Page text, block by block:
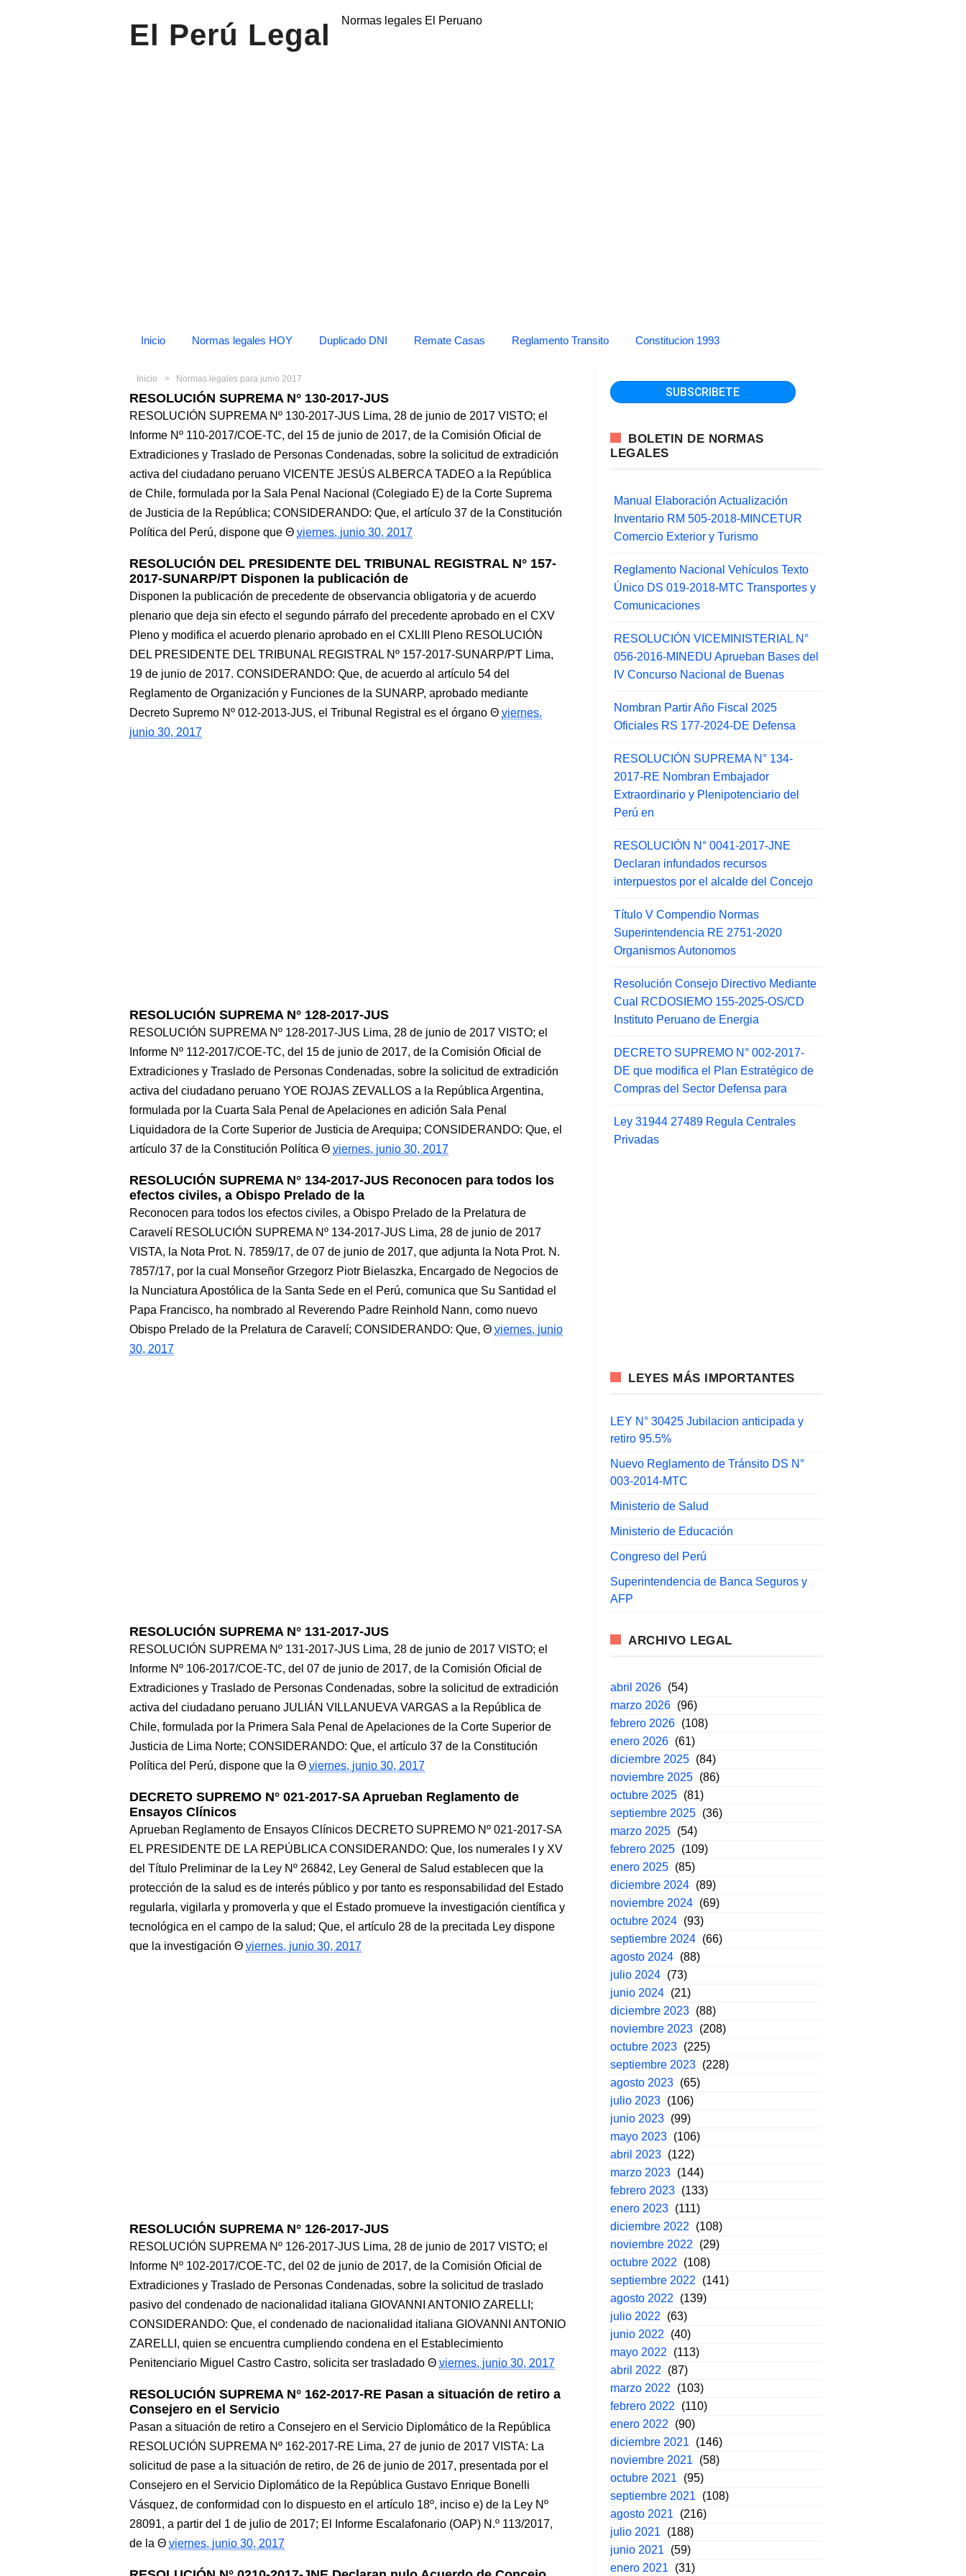
El Perú Legal Normas legales El Peruano
Inicio Normas legales HOY Duplicado DNI Remate Casas Reglamento Transito Constitucion 1993
Inicio Normas legales para junio 2017
RESOLUCIÓN SUPREMA N° 130-2017-JUS
RESOLUCIÓN SUPREMA Nº 130-2017-JUS Lima, 28 de junio de 2017 VISTO; el
Informe Nº 110-2017/COE-TC, del 15 de junio de 2017, de la Comisión Oficial de
Extradiciones y Traslado de Personas Condenadas, sobre la solicitud de extradición
activa del ciudadano peruano VICENTE JESÚS ALBERCA TADEO a la República
de Chile, formulada por la Sala Penal Nacional (Colegiado E) de la Corte Suprema
de Justicia de la República; CONSIDERANDO: Que, el artículo 37 de la Constitución
Política del Perú, dispone que
viernes, junio 30, 2017
RESOLUCIÓN DEL PRESIDENTE DEL TRIBUNAL REGISTRAL N° 157-
2017-SUNARP/PT Disponen la publicación de
Disponen la publicación de precedente de observancia obligatoria y de acuerdo
plenario que deja sin efecto el segundo párrafo del precedente aprobado en el CXV
Pleno y modifica el acuerdo plenario aprobado en el CXLIII Pleno RESOLUCIÓN
DEL PRESIDENTE DEL TRIBUNAL REGISTRAL Nº 157-2017-SUNARP/PT Lima,
19 de junio de 2017. CONSIDERANDO: Que, de acuerdo al artículo 54 del
Reglamento de Organización y Funciones de la SUNARP, aprobado mediante
Decreto Supremo Nº 012-2013-JUS, el Tribunal Registral es el órgano
viernes,
junio 30, 2017
RESOLUCIÓN SUPREMA N° 128-2017-JUS
RESOLUCIÓN SUPREMA Nº 128-2017-JUS Lima, 28 de junio de 2017 VISTO; el
Informe Nº 112-2017/COE-TC, del 15 de junio de 2017, de la Comisión Oficial de
Extradiciones y Traslado de Personas Condenadas, sobre la solicitud de extradición
activa del ciudadano peruano YOE ROJAS ZEVALLOS a la República Argentina,
formulada por la Cuarta Sala Penal de Apelaciones en adición Sala Penal
Liquidadora de la Corte Superior de Justicia de Arequipa; CONSIDERANDO: Que, el
artículo 37 de la Constitución Política
viernes, junio 30, 2017
RESOLUCIÓN SUPREMA N° 134-2017-JUS Reconocen para todos los
efectos civiles, a Obispo Prelado de la
Reconocen para todos los efectos civiles, a Obispo Prelado de la Prelatura de
Caravelí RESOLUCIÓN SUPREMA Nº 134-2017-JUS Lima, 28 de junio de 2017
VISTA, la Nota Prot. N. 7859/17, de 07 de junio de 2017, que adjunta la Nota Prot. N.
7857/17, por la cual Monseñor Grzegorz Piotr Bielaszka, Encargado de Negocios de
la Nunciatura Apostólica de la Santa Sede en el Perú, comunica que Su Santidad el
Papa Francisco, ha nombrado al Reverendo Padre Reinhold Nann, como nuevo
Obispo Prelado de la Prelatura de Caravelí; CONSIDERANDO: Que,
viernes, junio
30, 2017
RESOLUCIÓN SUPREMA N° 131-2017-JUS
RESOLUCIÓN SUPREMA Nº 131-2017-JUS Lima, 28 de junio de 2017 VISTO; el
Informe Nº 106-2017/COE-TC, del 07 de junio de 2017, de la Comisión Oficial de
Extradiciones y Traslado de Personas Condenadas, sobre la solicitud de extradición
activa del ciudadano peruano JULIÁN VILLANUEVA VARGAS a la República de
Chile, formulada por la Primera Sala Penal de Apelaciones de la Corte Superior de
Justicia de Lima Norte; CONSIDERANDO: Que, el artículo 37 de la Constitución
Política del Perú, dispone que la
viernes, junio 30, 2017
DECRETO SUPREMO N° 021-2017-SA Aprueban Reglamento de
Ensayos Clínicos
Aprueban Reglamento de Ensayos Clínicos DECRETO SUPREMO Nº 021-2017-SA
EL PRESIDENTE DE LA REPÚBLICA CONSIDERANDO: Que, los numerales I y XV
del Título Preliminar de la Ley Nº 26842, Ley General de Salud establecen que la
protección de la salud es de interés público y por tanto es responsabilidad del Estado
regularla, vigilarla y promoverla y que el Estado promueve la investigación científica y
tecnológica en el campo de la salud; Que, el artículo 28 de la precitada Ley dispone
que la investigación
viernes, junio 30, 2017
RESOLUCIÓN SUPREMA N° 126-2017-JUS
RESOLUCIÓN SUPREMA Nº 126-2017-JUS Lima, 28 de junio de 2017 VISTO; el
Informe Nº 102-2017/COE-TC, del 02 de junio de 2017, de la Comisión Oficial de
Extradiciones y Traslado de Personas Condenadas, sobre la solicitud de traslado
pasivo del condenado de nacionalidad italiana GIOVANNI ANTONIO ZARELLI;
CONSIDERANDO: Que, el condenado de nacionalidad italiana GIOVANNI ANTONIO
ZARELLI, quien se encuentra cumpliendo condena en el Establecimiento
Penitenciario Miguel Castro Castro, solicita ser trasladado
viernes, junio 30, 2017
RESOLUCIÓN SUPREMA N° 162-2017-RE Pasan a situación de retiro a
Consejero en el Servicio
Pasan a situación de retiro a Consejero en el Servicio Diplomático de la República
RESOLUCIÓN SUPREMA Nº 162-2017-RE Lima, 27 de junio de 2017 VISTA: La
solicitud de pase a la situación de retiro, de 26 de junio de 2017, presentada por el
Consejero en el Servicio Diplomático de la República Gustavo Enrique Bonelli
Vásquez, de conformidad con lo dispuesto en el artículo 18º, inciso e) de la Ley Nº
28091, a partir del 1 de julio de 2017; El Informe Escalafonario (OAP) N.º 113/2017,
de la
viernes, junio 30, 2017
BOLETIN DE NORMAS
LEGALES
Manual Elaboración Actualización
Inventario RM 505-2018-MINCETUR
Comercio Exterior y Turismo
Reglamento Nacional Vehículos Texto
Único DS 019-2018-MTC Transportes y
Comunicaciones
RESOLUCIÓN VICEMINISTERIAL N°
056-2016-MINEDU Aprueban Bases del
IV Concurso Nacional de Buenas
Nombran Partir Año Fiscal 2025
Oficiales RS 177-2024-DE Defensa
RESOLUCIÓN SUPREMA N° 134-
2017-RE Nombran Embajador
Extraordinario y Plenipotenciario del
Perú en
RESOLUCIÓN N° 0041-2017-JNE
Declaran infundados recursos
interpuestos por el alcalde del Concejo
Título V Compendio Normas
Superintendencia RE 2751-2020
Organismos Autonomos
Resolución Consejo Directivo Mediante
Cual RCDOSIEMO 155-2025-OS/CD
Instituto Peruano de Energia
DECRETO SUPREMO N° 002-2017-
DE que modifica el Plan Estratégico de
Compras del Sector Defensa para
Ley 31944 27489 Regula Centrales
Privadas
LEYES MÁS IMPORTANTES
LEY N° 30425 Jubilacion anticipada y
retiro 95.5%
Nuevo Reglamento de Tránsito DS N°
003-2014-MTC
Ministerio de Salud
Ministerio de Educación
Congreso del Perú
Superintendencia de Banca Seguros y
AFP
ARCHIVO LEGAL
abril 2026 (54)
marzo 2026 (96)
febrero 2026 (108)
enero 2026 (61)
diciembre 2025 (84)
noviembre 2025 (86)
octubre 2025 (81)
septiembre 2025 (36)
marzo 2025 (54)
febrero 2025 (109)
enero 2025 (85)
diciembre 2024 (89)
noviembre 2024 (69)
octubre 2024 (93)
septiembre 2024 (66)
agosto 2024 (88)
julio 2024 (73)
junio 2024 (21)
diciembre 2023 (88)
noviembre 2023 (208)
octubre 2023 (225)
septiembre 2023 (228)
agosto 2023 (65)
julio 2023 (106)
junio 2023 (99)
mayo 2023 (106)
abril 2023 (122)
marzo 2023 (144)
febrero 2023 (133)
enero 2023 (111)
diciembre 2022
(108)
noviembre 2022
(29)
octubre 2022
(108)
septiembre 2022
(141)
agosto 2022
(139)
julio 2022
(63)
junio 2022
(40)
mayo 2022
(113)
abril 2022
(87)
marzo 2022
(103)
febrero 2022
(110)
enero 2022
(90)
diciembre 2021
(146)
noviembre 2021
(58)
octubre 2021
(95)
septiembre 2021
(108)
agosto 2021
(216)
julio 2021
(188)
junio 2021
(59)
enero 2021
(31)